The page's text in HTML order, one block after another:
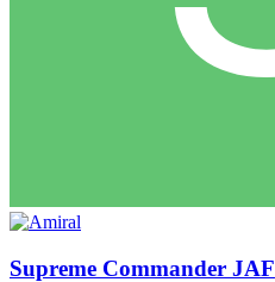
Supreme Commander JAF